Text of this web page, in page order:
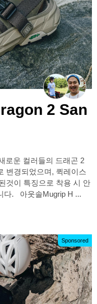
2 San
로운 컬러들의 드래곤 2
변경되었으며, 퀵레이스
것이 특징으로 착용 시 안
정감을 주는 점이 특히 인상적이었습니다. 아웃솔Mugrip H ...
Sponsored